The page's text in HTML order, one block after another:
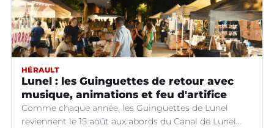
HÉRAULT
Lunel : les Guinguettes de retour avec
musique, animations et feu d'artifice
Comme chaque année, les Guinguettes de Lunel
reviennent le 15 août aux abords du Canal de Lunel